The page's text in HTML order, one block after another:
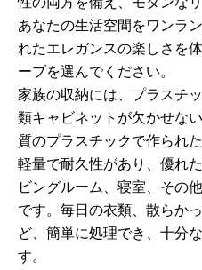
あなたの生活空間をワンラ
れたエレガンスの楽しさを
ーブを選んでください。
家族の収納には、プラスチ
類キャビネットが欠かせな
質のプラスチックで作られ
軽量で耐久性があり、優れ
ビングルーム、寝室、その
です。毎日の衣類、散らか
ど、簡単に処理でき、十分
す。